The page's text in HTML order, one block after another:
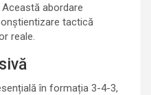
abordare
tactică
reale.
în formația 3-4-3,